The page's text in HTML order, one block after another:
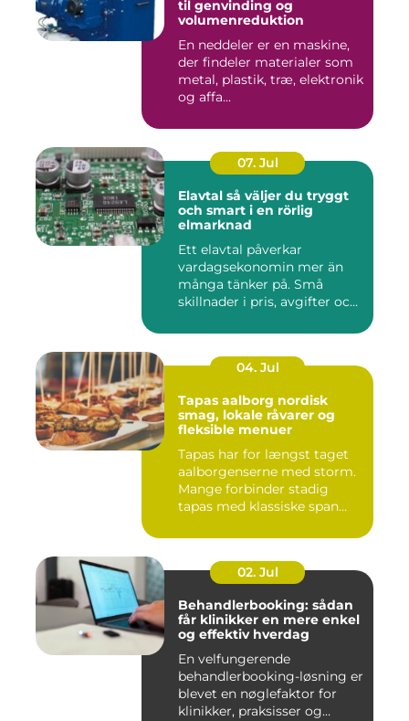
til genvinding og
volumenreduktion
En neddeler er en maskine,
der findeler materialer som
metal, plastik, træ, elektronik
og affa...
07. Jul
Elavtal så väljer du tryggt
och smart i en rörlig
elmarknad
Ett elavtal påverkar
vardagsekonomin mer än
många tänker på. Små
skillnader i pris, avgifter och
04. Jul
Tapas aalborg nordisk
smag, lokale råvarer og
fleksible menuer
Tapas har for længst taget
aalborgenserne med storm.
Mange forbinder stadig
tapas med klassiske span...
02. Jul
Behandlerbooking: sådan
får klinikker en mere enkel
og effektiv hverdag
En velfungerende
behandlerbooking-løsning er
blevet en nøglefaktor for
klinikker, praksisser og